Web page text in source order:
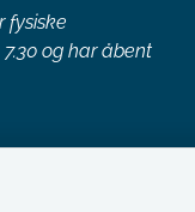
fysiske
og har åbent